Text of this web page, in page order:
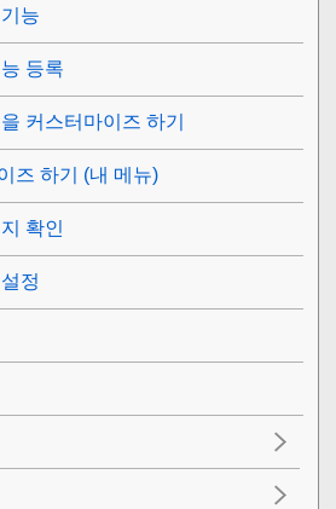
능
등록
커스터마이즈 하기
즈 하기 (내 메뉴)
확인
정